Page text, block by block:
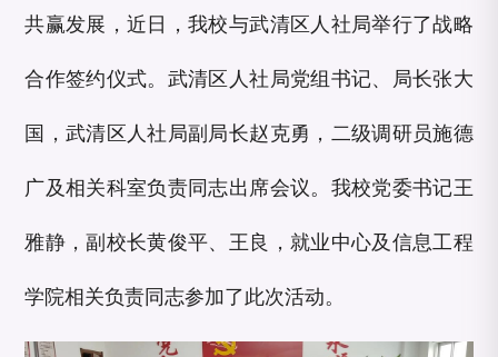
共赢发展，近日，我校与武清区人社局举行了战略
合作签约仪式。武清区人社局党组书记、局长张大
国，武清区人社局副局长赵克勇，二级调研员施德
广及相关科室负责同志出席会议。我校党委书记王
雅静，副校长黄俊平、王良，就业中心及信息工程
学院相关负责同志参加了此次活动。